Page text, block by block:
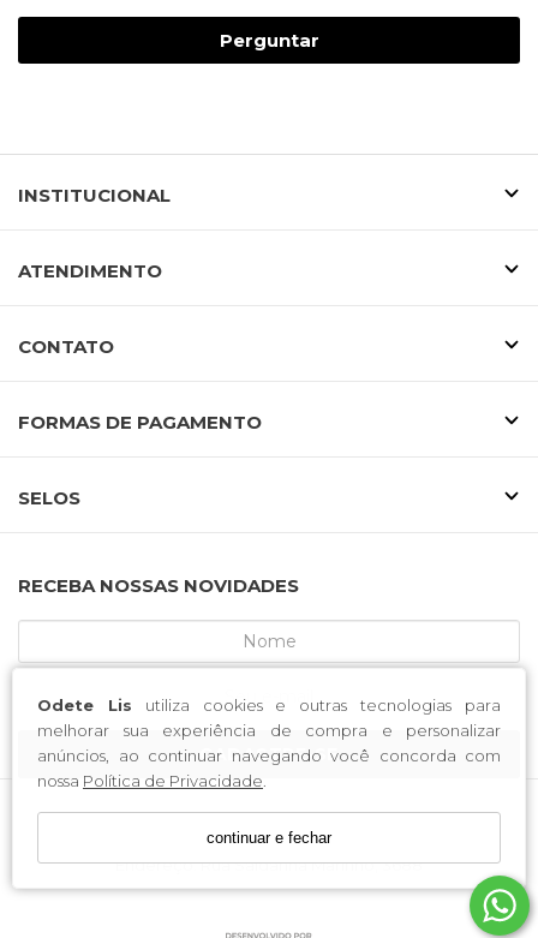
Odete Lis utiliza cookies e outras tecnologias para
melhorar sua experiência de compra e personalizar
anúncios, ao continuar navegando você concorda com
nossa Política de Privacidade
continuar e fechar
Perguntar
INSTITUCIONAL
ATENDIMENTO
CONTATO
FORMAS DE PAGAMENTO
SELOS
RECEBA NOSSAS NOVIDADES
CADASTRE-SE
MCA CALCADOS / CNPJ: 52.233.219/0001-34
Endereço: Rua Saldanha Marinho, 3688